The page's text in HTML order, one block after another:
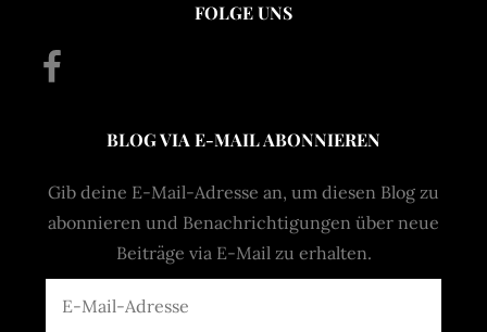
FOLGE UNS
Facebook
BLOG VIA E-MAIL ABONNIEREN
Gib deine E-Mail-Adresse an, um diesen Blog zu
abonnieren und Benachrichtigungen über neue
Beiträge via E-Mail zu erhalten.